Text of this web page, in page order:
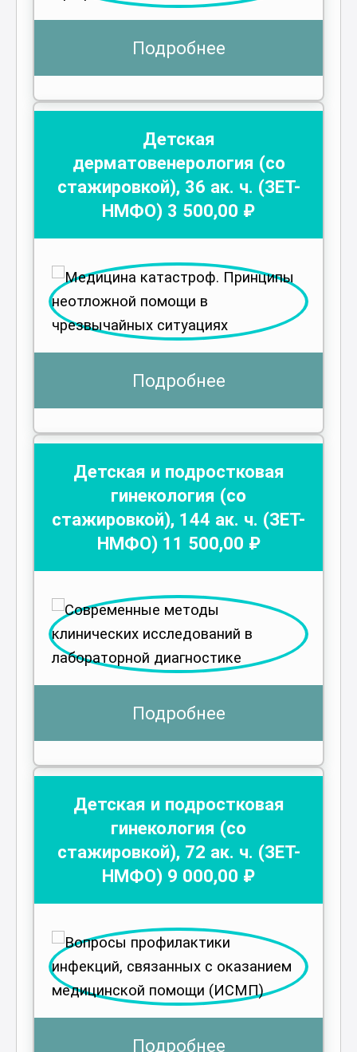
Подробнее
Детская
дерматовенерология (со
стажировкой), 36 ак. ч. (ЗЕТ-
НМФО) 3 500,00 ₽
Подробнее
Детская и подростковая
гинекология (со
стажировкой), 144 ак. ч. (ЗЕТ-
НМФО) 11 500,00 ₽
Подробнее
Детская и подростковая
гинекология (со
стажировкой), 72 ак. ч. (ЗЕТ-
НМФО) 9 000,00 ₽
Подробнее